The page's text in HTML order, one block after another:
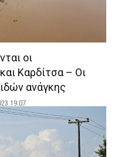
οι
Καρδίτσα – Οι
ανάγκης
19:07